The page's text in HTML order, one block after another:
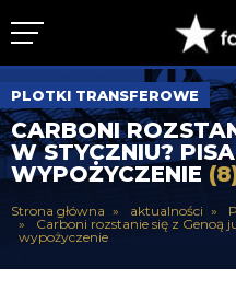
KLUB
DRUŻYNA
SERIE A
PUCHARY
PLOTKI TRANSFEROWE
CARBONI
W STYCZNIU?
WYPOŻYCZENIE
Strona główna aktualności
Carboni rozstanie się z Genoą
wypożyczenie